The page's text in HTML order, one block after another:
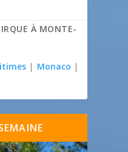
À MONTE-
| Monaco |